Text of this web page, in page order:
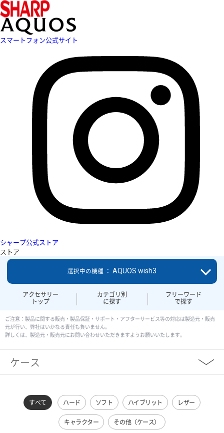
スマートフォン公式サイト
シャープ公式ストア
ストア
アクセサリー
トップ
カテゴリ別
に探す
フリーワード
で探す
選択中の機種 ： AQUOS wish3
ご注意：製品に関する販売・製品保証・サポート・アフターサービス等の対応は製造元・販売
元が行い、弊社はいかなる責任も負いません。
詳しくは、製造元・販売元にお問い合わせいただきますようお願いいたします。
ケース
すべて ハード ソフト ハイブリット レザー
キャラクター その他（ケース）